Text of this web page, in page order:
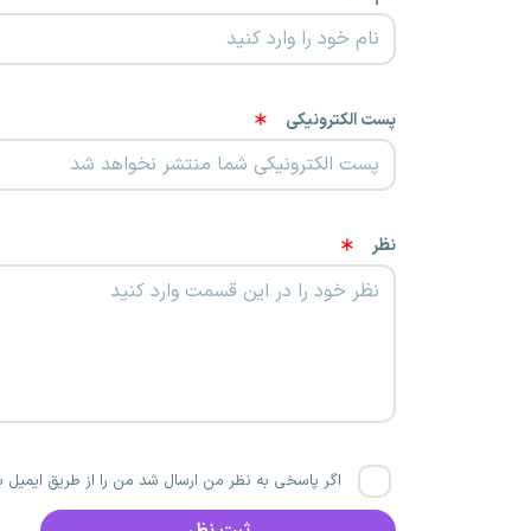
پست الکترونیکی
نظر
اگر پاسخی به نظر من ارسال شد من را از طریق ایمیل